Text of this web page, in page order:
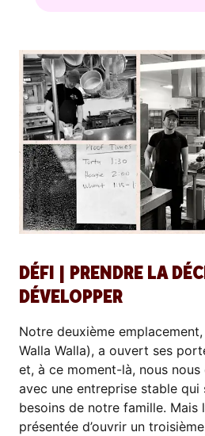
DÉFI | PRENDRE LA
DÉVELOPPER
Notre deuxième
Walla Walla), a ouvert ses
et, à ce moment-là, nous
avec une entreprise stable qui
besoins de notre famille. Mais
présentée d’ouvrir un